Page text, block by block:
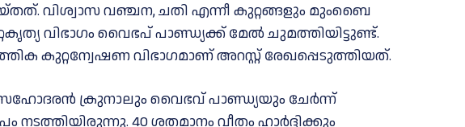
വിശ്വാസ വ‍ഞ്ചന, ചതി എന്നീ കുറ്റങ്ങളും മുംബൈ
വിഭാഗം വൈഭപ് പാണ്ഡ്യക്ക് മേല്‍ ചുമത്തിയിട്ടുണ്ട്.
കുറ്റന്വേഷണ വിഭാഗമാണ് അറസ്റ്റ് രേഖപ്പെടുത്തിയത്.
സഹോദരന്‍ ക്രുനാലും വൈഭവ് പാണ്ഡ്യയും ചേര്‍ന്ന്
നടത്തിയിരുന്നു. 40 ശതമാനം വീതം ഹാര്‍ദ്ദിക്കും